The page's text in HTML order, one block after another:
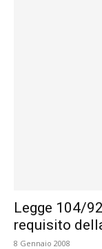
Legge 104/
requisito
8 Gennaio 2008